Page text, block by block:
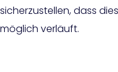
sicherzustellen, dass
möglich verläuft.